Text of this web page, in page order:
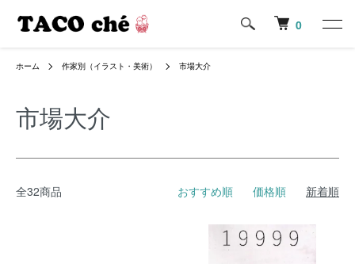
0
ホーム 作家別（イラスト・美術） 市場大介
市場大介
全32商品 おすすめ順 価格順 新着順